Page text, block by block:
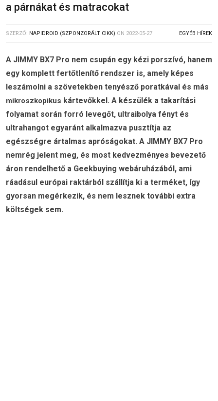
a párnákat és matracokat
SZERZŐ: NAPIDROID (SZPONZORÁLT CIKK) ON 2022-05-27 EGYÉB HÍREK
A JIMMY BX7 Pro nem csupán egy kézi porszívó, hanem
egy komplett fertőtlenítő rendszer is, amely képes
leszámolni a szövetekben tenyésző poratkával és más
mikroszkopikus kártevőkkel. A készülék a takarítási
folyamat során forró levegőt, ultraibolya fényt és
ultrahangot egyaránt alkalmazva pusztítja az
egészségre ártalmas apróságokat. A JIMMY BX7 Pro
nemrég jelent meg, és most kedvezményes bevezető
áron rendelhető a Geekbuying webáruházából, ami
ráadásul európai raktárból szállítja ki a terméket, így
gyorsan megérkezik, és nem lesznek további extra
költségek sem.